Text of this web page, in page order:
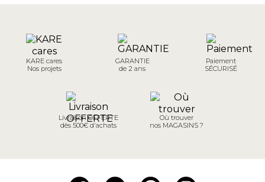
KARE cares
Nos projets
GARANTIE
de 2 ans
Paiement
SÉCURISÉ
Livraison OFFERTE
dès 500€ d'achats
Où trouver
nos MAGASINS ?